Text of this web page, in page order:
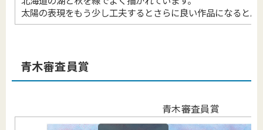
太陽の表現をもう少し工夫するとさらに良い作品になると思
青木審査員賞
青木審査員賞